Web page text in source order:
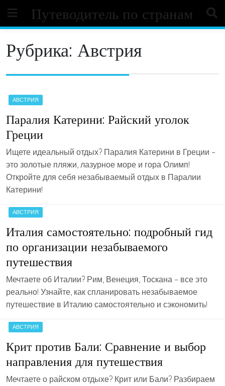
content
Путеводитель по странам
Рубрика: Австрия
АВСТРИЯ
Паралия Катерини: Райский уголок
Греции
Ищете идеальный отдых? Паралия Катерини в Греции –
это золотые пляжи, лазурное море и гора Олимп!
Откройте для себя незабываемый отдых в Паралии
Катерини!
АВСТРИЯ
Италия самостоятельно: подробный гид
по организации незабываемого
путешествия
Мечтаете об Италии? Рим, Венеция, Тоскана – все это
реально! Узнайте, как спланировать незабываемое
путешествие в Италию самостоятельно и сэкономить!
АВСТРИЯ
Крит против Бали: Сравнение и выбор
направления для путешествия
Мечтаете о райском отдыхе? Крит или Бали? Разбираем